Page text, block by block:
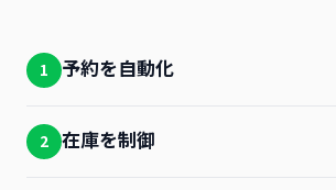
1 予約を自動化
2 在庫を制御